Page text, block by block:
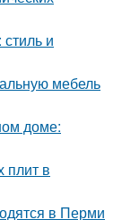
и
мебель
доме:
плит в
в Перми